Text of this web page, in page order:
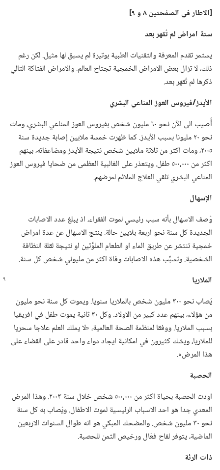
‏[الاطارفي الصفحتين ٨ و ٩]‏
ستة امراض لم تُقهر بعد
يستمر تقدم المعرفة والتقنيات الطبية بوتيرة لم يسبق لها مثيل.‏ لكن رغم
ذلك،‏ لا تزال بعض الامراض الخمجية تجتاح العالم.‏ والامراض الفتاكة التالي
ذكرها لم تُقهر بعد.‏
الأيدز/‏فيروس العوز المناعي البشري
أُصيب الى الآن نحو ٦٠ مليون شخص بفيروس العوز المناعي البشري،‏ ومات
نحو ٢٠ مليونا بسبب الأيدز.‏ كما ظهرت خمسة ملايين إصابة جديدة سنة
٢٠٠٥،‏ ومات اكثر من ثلاثة ملايين شخص نتيجة الأيدز ومضاعفاته،‏ بينهم
اكثر من ٠٠٠‏,٥٠٠ طفل.‏ ويتعذر على الغالبية العظمى من ضحايا فيروس العوز
المناعي البشري تلقي العلاج الملائم لمرضهم.‏
الإسهال
وُصف الاسهال بأنه سبب رئيسي لموت الفقراء،‏ اذ يبلغ عدد الاصابات
الجديدة كل سنة نحو اربعة بلايين حالة.‏ ينتج الاسهال عن عدة امراض
خمجية تنتشر عن طريق الماء او الطعام الملوَّثين او نتيجة لقلة النظافة
الشخصية.‏ وتسبِّب هذه الاصابات وفاة اكثر من مليوني شخص كل سنة.‏
الملاريا
يُصاب نحو ٣٠٠ مليون شخص بالملاريا سنويا.‏ ويموت كل سنة نحو مليون
من هؤلاء،‏ بينهم عدد كبير من الاولاد.‏ وكل ٣٠ ثانية يموت طفل في افريقيا
بسبب الملاريا.‏ ووفقا لمنظمة الصحة العالمية،‏ «لا يملك العلم علاجا سحريا
للملاريا،‏ ويشك كثيرون في امكانية ايجاد دواء واحد قادر على القضاء على
هذا المرض».‏
الحصبة
اودت الحصبة بحياة اكثر من ٠٠٠‏,٥٠٠ شخص خلال سنة ٢٠٠٣.‏ وهذا المرض
المعدي جدا هو احد الاسباب الرئيسية لموت الاطفال.‏ ويُصاب به كل سنة
نحو ٣٠ مليون شخص.‏ والمضحك المبكي هو انه طوال السنوات الاربعين
الماضية،‏ يتوفر لقاح فعّال ورخيص الثمن للحصبة.‏
ذات الرئة